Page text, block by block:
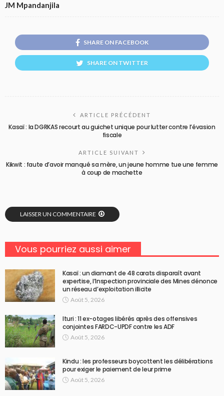
JM Mpandanjila
SHARE ON FACEBOOK
SHARE ON TWITTER
ARTICLE PRÉCÉDENT
Kasaï : la DGRKAS recourt au guichet unique pour lutter contre l’évasion
fiscale
ARTICLE SUIVANT
Kikwit : faute d’avoir manqué sa mère, un jeune homme tue une femme
à coup de machette
LAISSER UN COMMENTAIRE
Vous pourriez aussi aimer
Kasaï : un diamant de 48 carats disparaît avant
expertise, l’Inspection provinciale des Mines dénonce
un réseau d’exploitation illicite
Août 5, 2026
Ituri : 11 ex-otages libérés après des offensives
conjointes FARDC-UPDF contre les ADF
Août 5, 2026
Kindu : les professeurs boycottent les délibérations
pour exiger le paiement de leur prime
Août 5, 2026